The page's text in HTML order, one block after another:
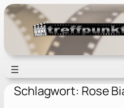
Zum
Inhalt
springen
Schlagwort: Rose